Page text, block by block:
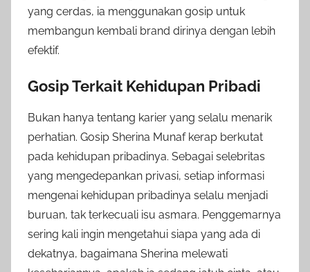
yang cerdas, ia menggunakan gosip untuk
membangun kembali brand dirinya dengan lebih
efektif.
Gosip Terkait Kehidupan Pribadi
Bukan hanya tentang karier yang selalu menarik
perhatian. Gosip Sherina Munaf kerap berkutat
pada kehidupan pribadinya. Sebagai selebritas
yang mengedepankan privasi, setiap informasi
mengenai kehidupan pribadinya selalu menjadi
buruan, tak terkecuali isu asmara. Penggemarnya
sering kali ingin mengetahui siapa yang ada di
dekatnya, bagaimana Sherina melewati